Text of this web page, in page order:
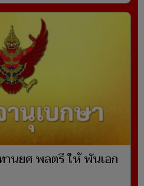
านยศ พลตรี ให้ พันเอก